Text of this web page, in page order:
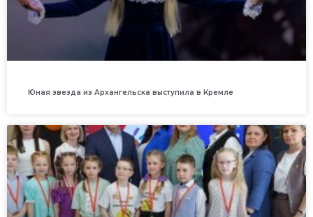
Юная звезда из Архангельска выступила в Кремле